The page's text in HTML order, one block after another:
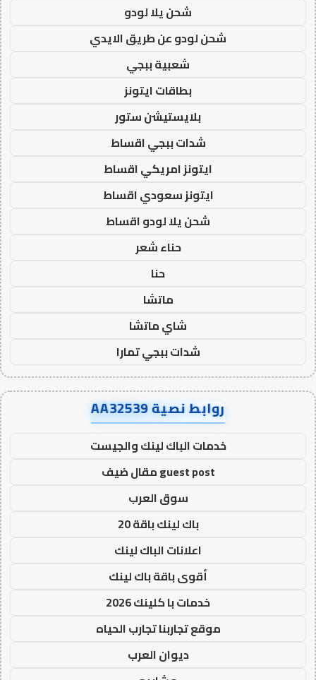
شحن يلا لودو
شحن لودو عن طريق الايدي
شعبية ببجي
بطاقات ايتونز
بلايستيشن ستور
شدات ببجي اقساط
ايتونز امريكي اقساط
ايتونز سعودي اقساط
شحن يلا لودو اقساط
حناء شعر
حنا
ماتشا
شاي ماتشا
شدات ببجي تمارا
روابط نصية AA32539
خدمات الباك لينك والجيست
guest post مقال ضيف
سوق العرب
باك لينك باقة 20
اعلانات الباك لينك
أقوى باقة باك لينك
خدمات با كلينك 2026
موقع تجاربنا تجارب الحياه
ديوان العرب